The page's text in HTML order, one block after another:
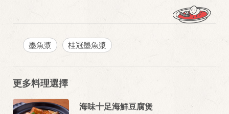
墨魚漿 桂冠墨魚漿
更多料理選擇
海味十足海鮮豆腐煲